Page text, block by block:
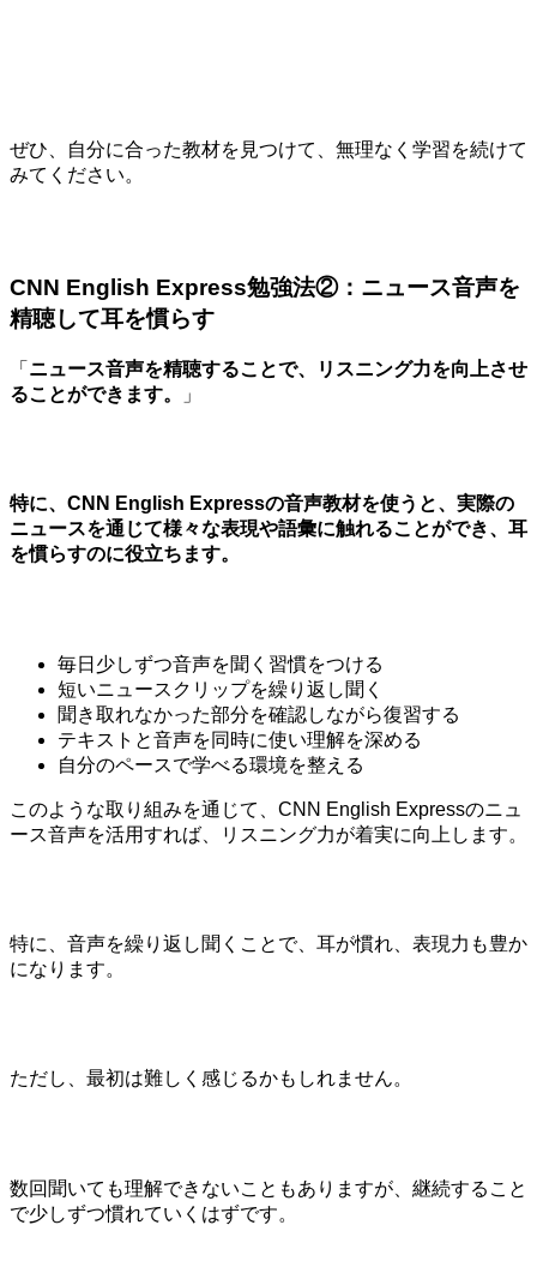
ぜひ、自分に合った教材を見つけて、無理なく学習を続けて
みてください。
CNN English Express勉強法②：ニュース音声を
精聴して耳を慣らす
「 ニュース音声を精聴することで、リスニング力を向上させ
ることができます。
」
特に、CNN English Expressの音声教材を使うと、実際の
ニュースを通じて様々な表現や語彙に触れることができ、耳
を慣らすのに役立ちます。
毎日少しずつ音声を聞く習慣をつける
短いニュースクリップを繰り返し聞く
聞き取れなかった部分を確認しながら復習する
テキストと音声を同時に使い理解を深める
自分のペースで学べる環境を整える
このような取り組みを通じて、CNN English Expressのニュ
ース音声を活用すれば、リスニング力が着実に向上します。
特に、音声を繰り返し聞くことで、耳が慣れ、表現力も豊か
になります。
ただし、最初は難しく感じるかもしれません。
数回聞いても理解できないこともありますが、継続すること
で少しずつ慣れていくはずです。